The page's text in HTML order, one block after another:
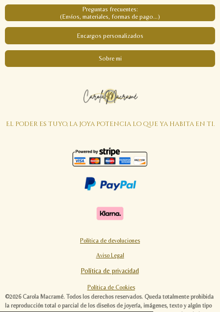
Preguntas frecuentes:
(Envíos, materiales, formas de pago...)
Encargos personalizados
Sobre mi
El poder es tuyo, la joya potencia lo que ya habita en ti.
Política de devoluciones
Aviso Legal
Política de privacidad
Política de Cookies
©2026 Carola Macramé. Todos los derechos reservados. Queda totalmente prohibida
la reproducción total o parcial de los diseños de joyería, imágenes, texto y algún tipo